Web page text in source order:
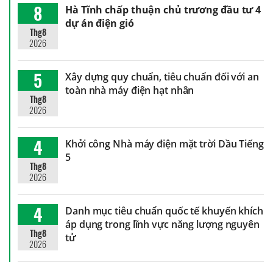
8
Thg8
2026
Hà Tĩnh chấp thuận chủ trương đầu tư 4
dự án điện gió
5
Thg8
2026
Xây dựng quy chuẩn, tiêu chuẩn đối với an
toàn nhà máy điện hạt nhân
4
Thg8
2026
Khởi công Nhà máy điện mặt trời Dầu Tiếng
5
4
Thg8
2026
Danh mục tiêu chuẩn quốc tế khuyến khích
áp dụng trong lĩnh vực năng lượng nguyên
tử